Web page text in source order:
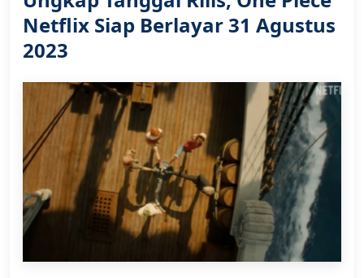
Netflix Siap Berlayar 31 Agustus
2023